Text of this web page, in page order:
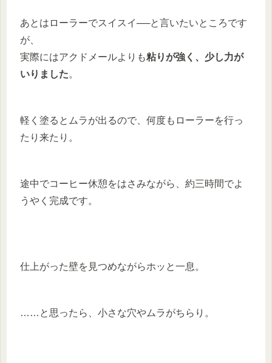
あとはローラーでスイスイ──と言いたいところです
が、
実際にはアクドメールよりも粘りが強く、少し力が
いりました。
軽く塗るとムラが出るので、何度もローラーを行っ
たり来たり。
途中でコーヒー休憩をはさみながら、約三時間でよ
うやく完成です。
仕上がった壁を見つめながらホッと一息。
……と思ったら、小さな穴やムラがちらり。